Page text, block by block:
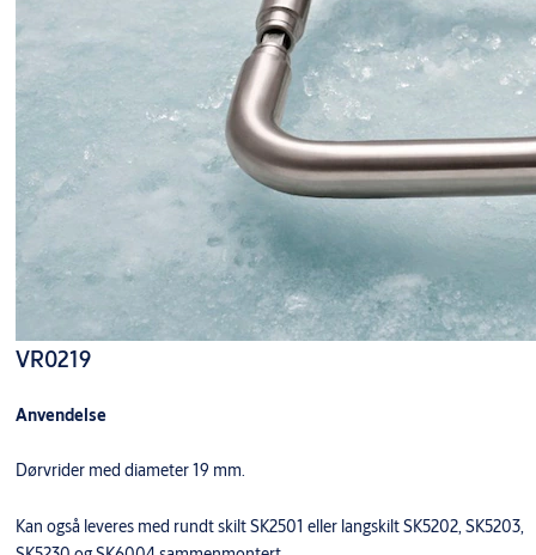
VR0219
Anvendelse
Dørvrider med diameter 19 mm.
Kan også leveres med rundt skilt SK2501 eller langskilt SK5202, SK5203,